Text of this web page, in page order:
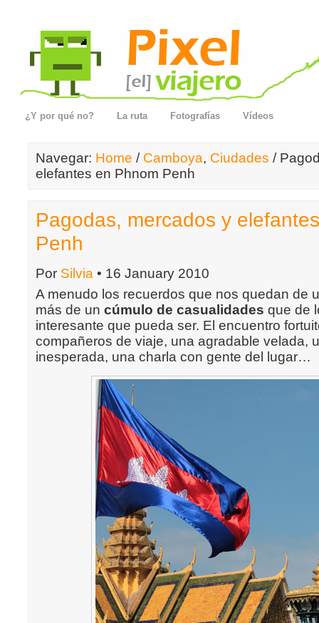
¿Y por qué no? La ruta Fotografías Vídeos
Navegar: Home / Camboya, Ciudades /
elefantes en Phnom Penh
Pagodas, mercados y
Penh
Por Silvia • 16 January 2010
A menudo los recuerdos que nos quedan de
más de un cúmulo de casualidades que de
interesante que pueda ser. El encuentro
compañeros de viaje, una agradable velada,
inesperada, una charla con gente del lugar…